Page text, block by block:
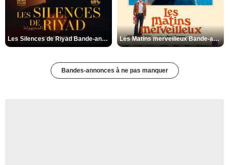
Les Silences de Riyad Bande-annonce VO STFR Les Matins merveilleux Bande-annonce VF
Bandes-annonces à ne pas manquer